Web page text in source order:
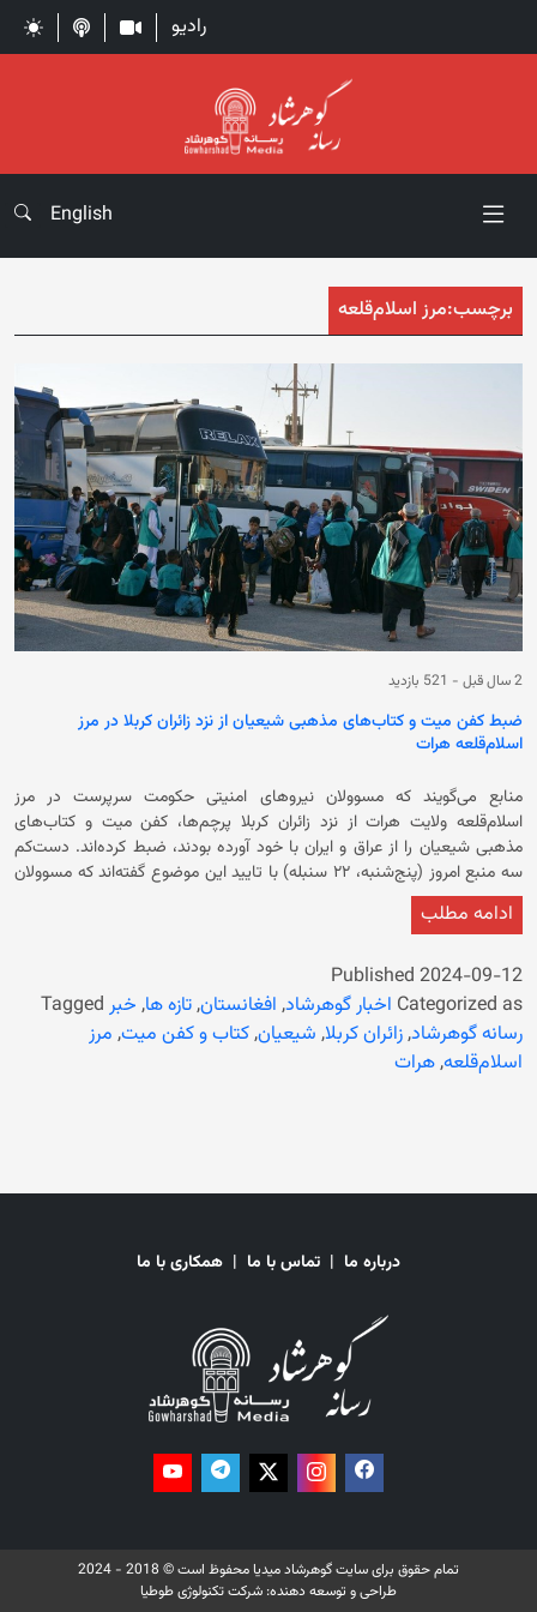
رادیو
English
برچسب:مرز اسلام‌قلعه
2 سال قبل - 521 بازدید
ضبط کفن میت و کتاب‌های مذهبی شیعیان از نزد زائران کربلا در مرز
اسلام‌قلعه هرات
منابع می‌گویند که مسوولان نیروهای امنیتی حکومت سرپرست در مرز
اسلام‌قلعه ولایت هرات از نزد زائران کربلا پرچم‌ها، کفن میت و کتاب‌های
مذهبی شیعیان را از عراق و ایران با خود آورده بودند، ضبط کرده‌اند. دست‌کم
سه منبع امروز (پنج‌شنبه، ۲۲ سنبله) با تایید این موضوع گفته‌اند که مسوولان
مرز اسلام‌قلعه زائران کربلا را «مشرک» خوانده و گفته‌اند که این کتاب‌ها «پر از
ضبط کرده و به انبارخانه شان انداخته‌اند. در ادامه آمده است که کتاب‌های
«زیارت عاشورا» « صحیفه سجادیه» و «ارتباط با خدا» از جمله کتاب‌های همراه
زائران کربلا بوده که توسط مسوولان مرزی ضبط شده است. همچنین یک منبع
دیگر گفت: «متاسفانه رفتار نیروهای مرزی حکومت سرپرست با زائران خیلی
کتاب‌خانه‌های مراکز آموزشی و دانشگاه‌ها را صادر کرده بودند. حکومت فعلی
کرده است. باید گفت که در گذشته در ولایت‌های شیعه‌نشین کتاب‌های درسی
دینی در مکاتب براساس فقه جعفری بود. همچنین در دانشکده‌ی شرعیات
ادامه مطلب
Published 2024-09-12
Categorized as اخبار گوهرشاد, افغانستان,تازه ها, خبر Tagged
رسانه گوهرشاد,زائران کربلا, شیعیان,کتاب و کفن میت, مرز
اسلام‌قلعه,هرات
درباره ما | تماس با ما | همکاری با ما
تمام حقوق برای سایت گوهرشاد میدیا محفوظ است © 2018 - 2024
طراحی و توسعه دهنده: شرکت تکنولوژی طوطیا